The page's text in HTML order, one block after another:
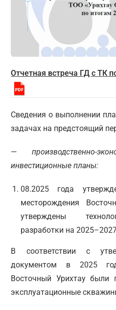
Отчетная встреча ГД с ТК
Сведения о выполнении
задачах на предстоящий
— производственно-
инвестиционные планы:
08.2025 года
месторождения
утверждены
разработки на
В соответствии с
документом в 2025
Восточный Урихтау были
эксплуатационные